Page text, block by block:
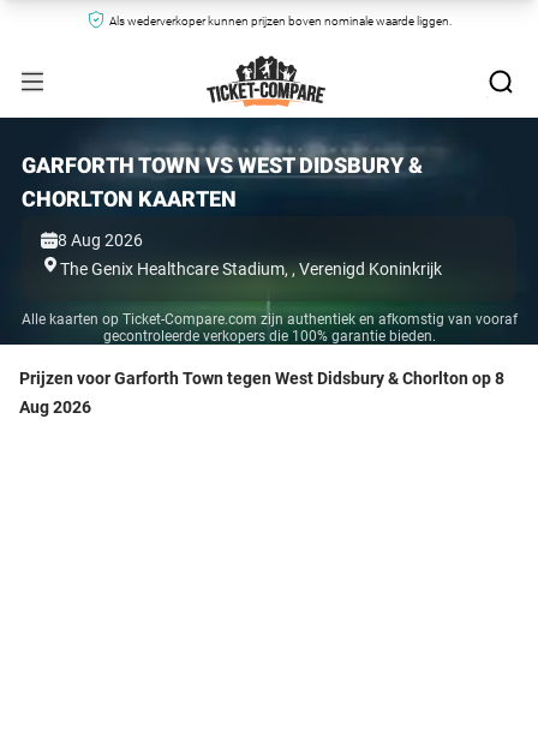
Als wederverkoper kunnen prijzen boven nominale waarde liggen.
GARFORTH TOWN VS WEST DIDSBURY &
CHORLTON KAARTEN
8 Aug 2026
The Genix Healthcare Stadium,,Verenigd Koninkrijk
Alle kaarten op Ticket-Compare.com zijn authentiek en afkomstig van vooraf
gecontroleerde verkopers die 100% garantie bieden.
Prijzen voor Garforth Town tegen West Didsbury & Chorlton op 8
Aug 2026